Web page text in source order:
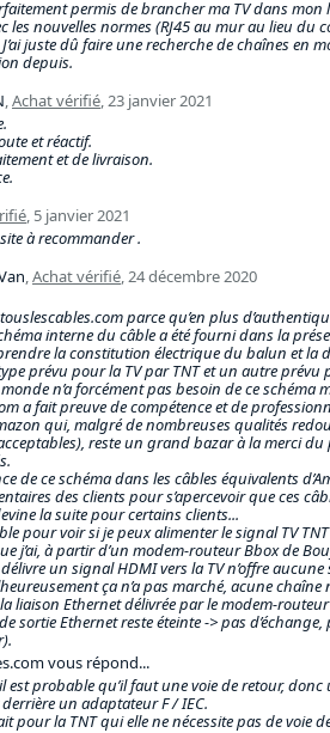
permis de brancher ma TV dans
les nouvelles normes (RJ45 au mur au lieu du
juste dû faire une recherche de chaînes en
depuis.
,Achat vérifié,23 janvier 2021
et réactif.
et de livraison.
, 5 janvier 2021
à recommander .
,Achat vérifié,24 décembre 2020
touslescables.com parce qu’en plus
interne du câble a été fourni dans la
la constitution électrique du balun et la
prévu pour la TV par TNT et un autre prévu
n’a forcément pas besoin de ce schéma
a fait preuve de compétence et de
qui, malgré de nombreuses qualités
reste un grand bazar à la merci du
de ce schéma dans les câbles équivalents
des clients pour s’apercevoir que ces
la suite pour certains clients...
pour voir si je peux alimenter le signal TV
j’ai, à partir d’un modem-routeur Bbox de
un signal HDMI vers la TV n’offre
ça n’a pas marché, acune chaîne
liaison Ethernet délivrée par le modem-
sortie Ethernet reste éteinte -> pas
vous répond...
est probable qu’il faut une voie de retour, donc
un adaptateur F / IEC.
pour la TNT qui elle ne nécessite pas de voie